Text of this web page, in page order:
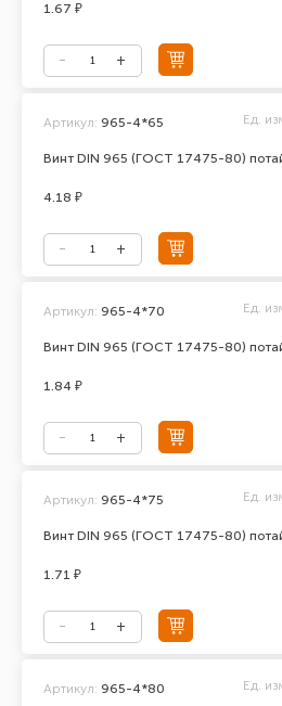
1.67 ₽
Винт DIN 965 (ГОСТ 17475-80)
Артикул: 965-4*65 Ед.
4.18 ₽
Винт DIN 965 (ГОСТ 17475-80)
Артикул: 965-4*70 Ед.
1.84 ₽
Винт DIN 965 (ГОСТ 17475-80)
Артикул: 965-4*75 Ед.
1.71 ₽
Артикул: 965-4*80 Ед.